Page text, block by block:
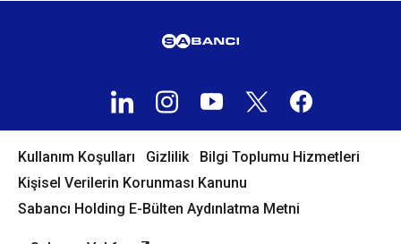
Kullanım Koşulları Gizlilik
Bilgi Toplumu Hizmetleri
Kişisel Verilerin Korunması Kanunu
Sabancı Holding E-Bülten Aydınlatma Metni